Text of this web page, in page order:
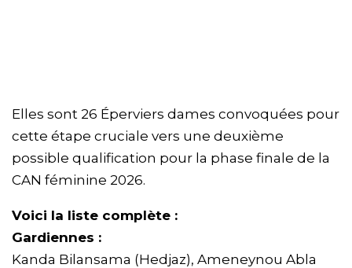
Elles sont 26 Éperviers dames convoquées pour
cette étape cruciale vers une deuxième
possible qualification pour la phase finale de la
CAN féminine 2026.
Voici la liste complète :
Gardiennes :
Kanda Bilansama (Hedjaz), Ameneynou Abla